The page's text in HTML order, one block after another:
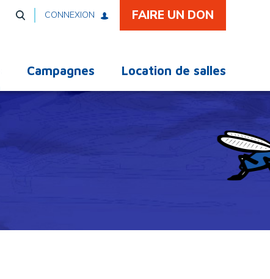
CONNEXION FAIRE UN DON
Campagnes Location de salles